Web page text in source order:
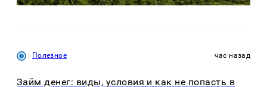
Полезное час назад
Займ денег: виды, условия и как не попасть в